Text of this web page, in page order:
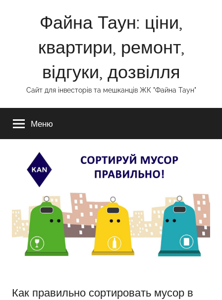
Файна Таун: ціни,
квартири, ремонт,
відгуки, дозвілля
Сайт для інвесторів та мешканців ЖК "Файна Таун"
Меню
Как правильно сортировать мусор в